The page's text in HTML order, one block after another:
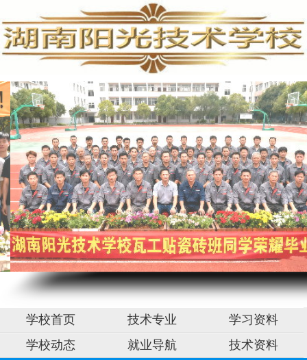
家电清洗培训,家电清洗技术,学习家电清洗,空调清洗培训,家电清洗培训费用,专业
学校首页 技术专业
学习资料
学校动态
就业导航 技术资料